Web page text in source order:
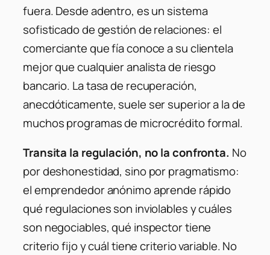
fuera. Desde adentro, es un sistema
sofisticado de gestión de relaciones: el
comerciante que fía conoce a su clientela
mejor que cualquier analista de riesgo
bancario. La tasa de recuperación,
anecdóticamente, suele ser superior a la de
muchos programas de microcrédito formal.
Transita la regulación, no la confronta. No
por deshonestidad, sino por pragmatismo:
el emprendedor anónimo aprende rápido
qué regulaciones son inviolables y cuáles
son negociables, qué inspector tiene
criterio fijo y cuál tiene criterio variable. No